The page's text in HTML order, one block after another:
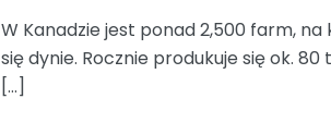
W Kanadzie jest ponad 2,500 farm,
się dynie. Rocznie produkuje się ok. 80
[…]